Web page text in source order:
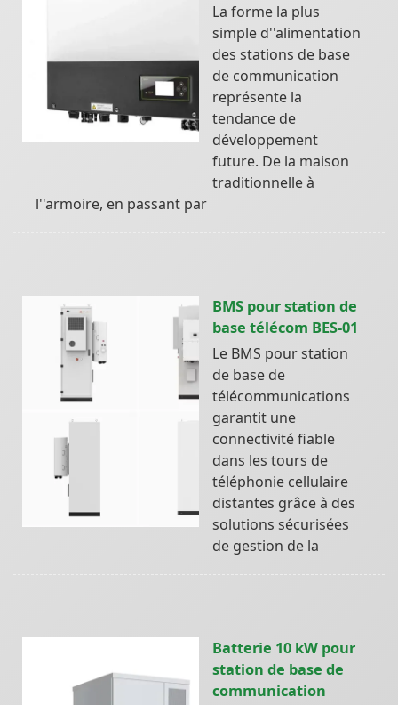
La forme la plus
simple d''alimentation
des stations de base
de communication
représente la
tendance de
développement
future. De la maison
traditionnelle à
l''armoire, en passant par
BMS pour station de
base télécom BES-01
Le BMS pour station
de base de
télécommunications
garantit une
connectivité fiable
dans les tours de
téléphonie cellulaire
distantes grâce à des
solutions sécurisées
de gestion de la
Batterie 10 kW pour
station de base de
communication